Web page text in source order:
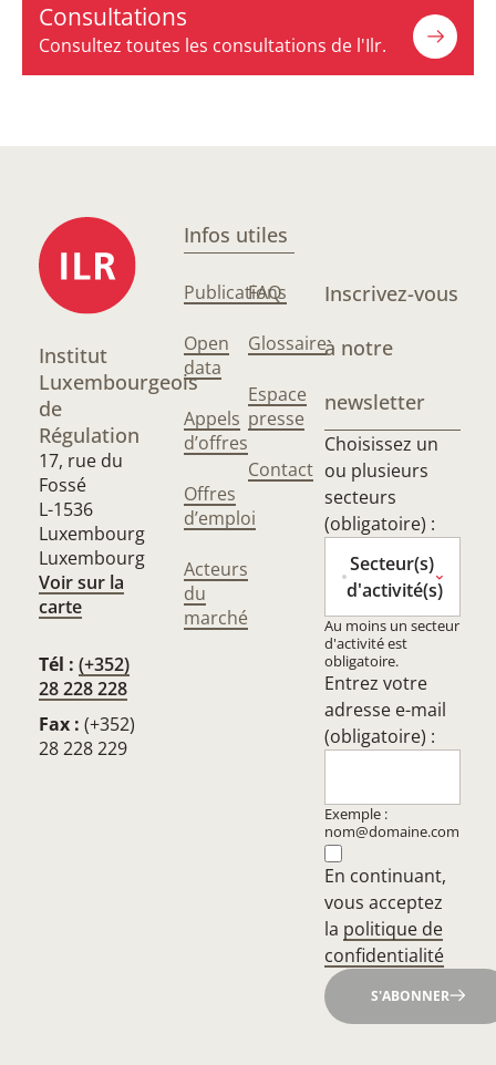
Consultations
Consultez toutes les consultations de l'Ilr.
Institut
Luxembourgeois
de
Régulation
17, rue du
Fossé
L-1536
Luxembourg
Luxembourg
Voir sur la
carte
Tél : (+352)
28 228 228
Fax : (+352)
28 228 229
Infos utiles
Publications
Open
data
Appels
d’offres
Offres
d’emploi
Acteurs
du
marché
FAQ
Glossaire
Espace
presse
Contact
Inscrivez-vous
à notre
newsletter
Choisissez un
ou plusieurs
secteurs
(obligatoire) :
Secteur(s)
d'activité(s)
Au moins un secteur
d'activité est
obligatoire.
Entrez votre
adresse e-mail
(obligatoire) :
Exemple :
nom@domaine.com
En continuant,
vous acceptez
la politique de
confidentialité
S'ABONNER